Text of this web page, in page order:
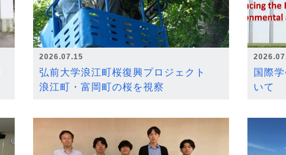
2026.07.15
弘前大学浪江町桜復興プロジェクト
浪江町・富岡町の桜を視察
国際
いて